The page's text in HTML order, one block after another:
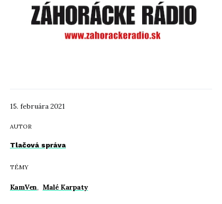
15. februára 2021
AUTOR
Tlačová správa
TÉMY
KamVen, Malé Karpaty